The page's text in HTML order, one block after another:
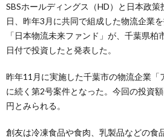
SBSホールディングス（HD）と日本政
日、昨年3月に共同で組成した物流企業
「日本物流未来ファンド」が、千葉県
日付で投資したと発表した。
昨年11月に実施した千葉市の物流企業「
に続く第2号案件となった。今回の投資
円とみられる。
創友は冷凍食品や食肉、乳製品などの食